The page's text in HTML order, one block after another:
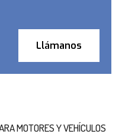
Llámanos
MOTORES Y VEHÍCULOS